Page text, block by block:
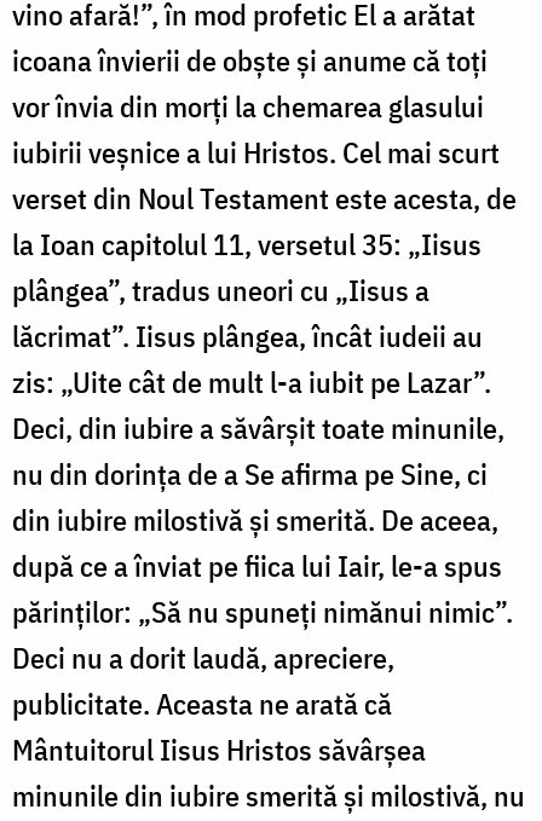
vino afară!”, în mod profetic El a arătat
icoana învierii de obște și anume că toți
vor învia din morți la chemarea glasului
iubirii veșnice a lui Hristos. Cel mai scurt
verset din Noul Testament este acesta, de
la Ioan capitolul 11, versetul 35: „Iisus
plângea”, tradus uneori cu „Iisus a
lăcrimat”. Iisus plângea, încât iudeii au
zis: „Uite cât de mult l-a iubit pe Lazar”.
Deci, din iubire a săvârșit toate minunile,
nu din dorința de a Se afirma pe Sine, ci
din iubire milostivă și smerită. De aceea,
după ce a înviat pe fiica lui Iair, le-a spus
părinților: „Să nu spuneți nimănui nimic”.
Deci nu a dorit laudă, apreciere,
publicitate. Aceasta ne arată că
Mântuitorul Iisus Hristos săvârșea
minunile din iubire smerită și milostivă, nu